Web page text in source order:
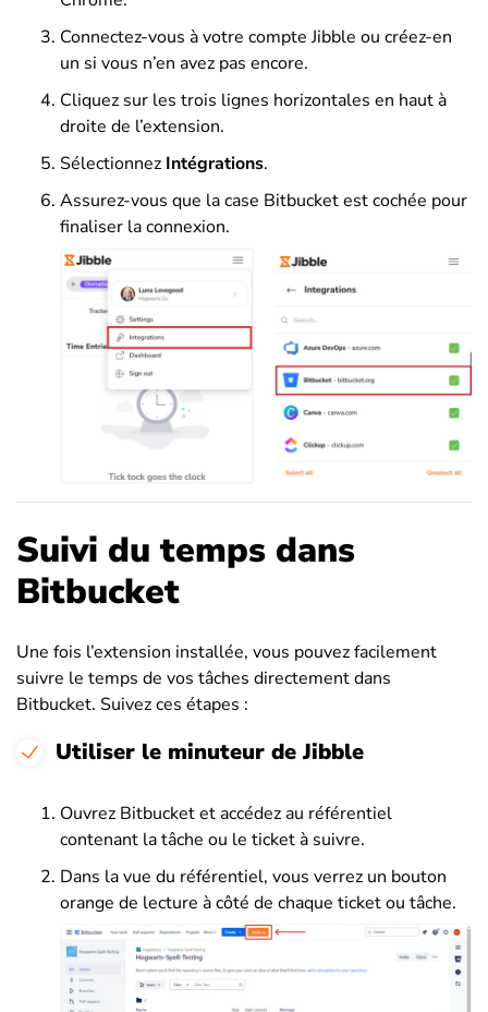
Connectez-vous à votre compte Jibble ou créez-en
un si vous n’en avez pas encore.
Cliquez sur les trois lignes horizontales en haut à
droite de l’extension.
Sélectionnez Intégrations.
Assurez-vous que la case Bitbucket est cochée pour
finaliser la connexion.
Suivi du temps dans
Bitbucket
Une fois l’extension installée, vous pouvez facilement
suivre le temps de vos tâches directement dans
Bitbucket. Suivez ces étapes :
Utiliser le minuteur de Jibble
Ouvrez Bitbucket et accédez au référentiel
contenant la tâche ou le ticket à suivre.
Dans la vue du référentiel, vous verrez un bouton
orange de lecture à côté de chaque ticket ou tâche.